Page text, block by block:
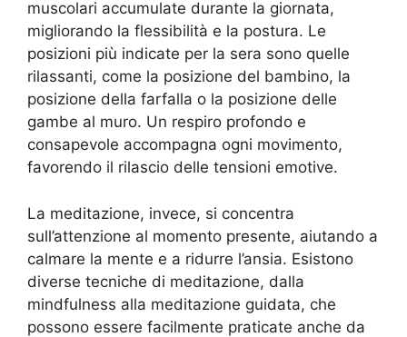
muscolari accumulate durante la giornata,
migliorando la flessibilità e la postura. Le
posizioni più indicate per la sera sono quelle
rilassanti, come la posizione del bambino, la
posizione della farfalla o la posizione delle
gambe al muro. Un respiro profondo e
consapevole accompagna ogni movimento,
favorendo il rilascio delle tensioni emotive.
La meditazione, invece, si concentra
sull’attenzione al momento presente, aiutando a
calmare la mente e a ridurre l’ansia. Esistono
diverse tecniche di meditazione, dalla
mindfulness alla meditazione guidata, che
possono essere facilmente praticate anche da